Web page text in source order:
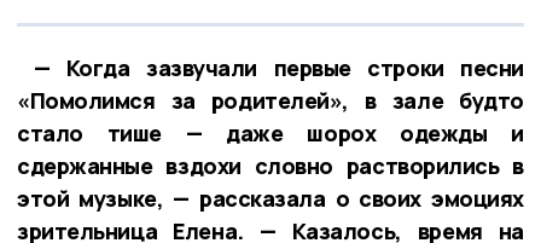
— Когда зазвучали первые строки песни
«Помолимся за родителей», в зале будто
стало тише — даже шорох одежды и
сдержанные вздохи словно растворились в
этой музыке, — рассказала о своих эмоциях
зрительница Елена. — Казалось, время на